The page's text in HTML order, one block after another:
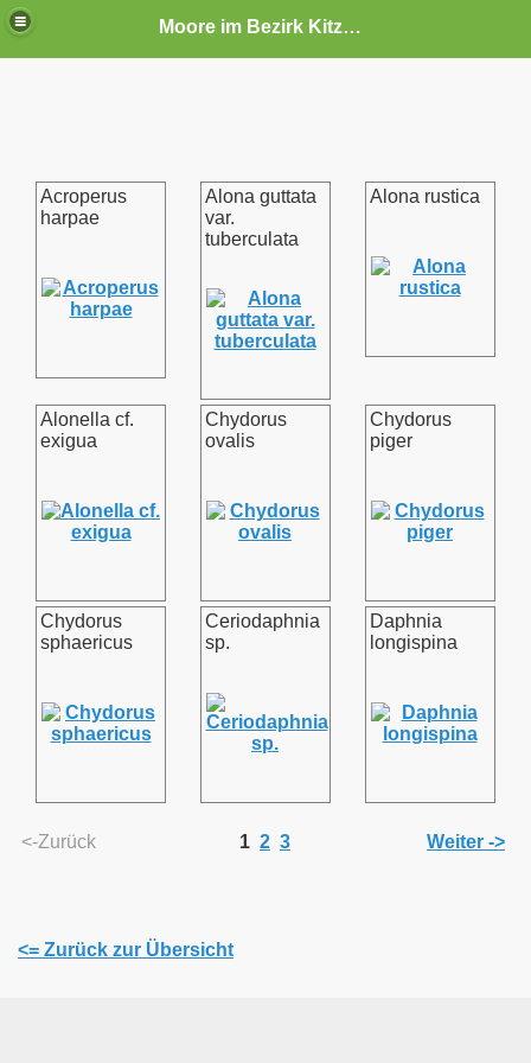
Moore im Bezirk Kitzbühel
Acroperus
harpae
Alona guttata
var.
tuberculata
Alona rustica
Alonella cf.
exigua
Chydorus
ovalis
Chydorus
piger
Chydorus
sphaericus
Ceriodaphnia
sp.
Daphnia
longispina
<-Zurück 1 2 3 Weiter ->
<= Zurück zur Übersicht